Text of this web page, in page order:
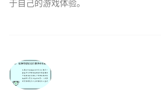
于自己的游戏体验。